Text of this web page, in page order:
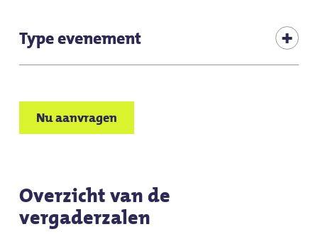
Type evenement
Congres & Vergadering
Seminar
Nu aanvragen
Overzicht van de
vergaderzalen